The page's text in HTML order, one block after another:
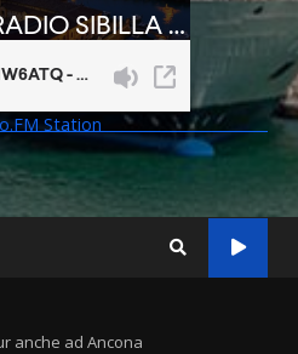
Station
anche ad Ancona